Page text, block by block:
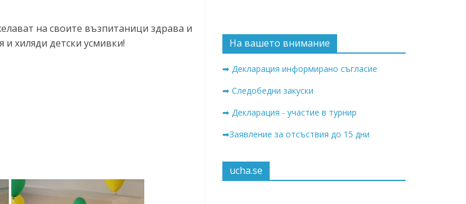
на своите възпитаници здрава и
хиляди детски усмивки!
На вашето внимание
➡ Декларация информирано съгласие
➡ Следобедни закуски
➡ Декларация - участие в турнир
➡Заявление за отсъствия до 15 дни
ucha.se